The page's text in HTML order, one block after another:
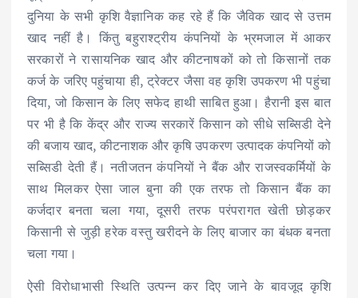
दुनिया के सभी कृशि वैज्ञानिक कह रहे हैं कि जैविक खाद से उत्तम
खाद नहीं है। किंतु बहुराश्ट्रीय कंपनियों के भ्रमजाल में आकर
सरकारों ने रासायनिक खाद और कीटनाषकों को तो किसानों तक
कर्ज के जरिए पहुंचाया ही, ट्रेक्टर जैसा वह कृशि उपकरण भी पहुंचा
दिया, जो किसान के लिए सफेद हाथी साबित हुआ। हैरानी इस बात
पर भी है कि केंद्र और राज्य सरकारें किसान को सीधे सब्सिडी देने
की बजाय खाद, कीटनाशक और कृषि उपकरण उत्पादक कंपनियों को
सब्सिडी देती हैं। नतीजतन कंपनियों ने बैंक और राजस्वकर्मियों के
साथ मिलकर ऐसा जाल बुना की एक तरफ तो किसान बैंक का
कर्जदार बनता चला गया, दूसरी तरफ परंपरागत खेती छोड़कर
किसानी से जुड़ी हरेक वस्तु खरीदने के लिए बाजार का बंधक बनता
चला गया।
ऐसी विरोधाभासी स्थिति उत्पन्न कर दिए जाने के बावजूद कृशि